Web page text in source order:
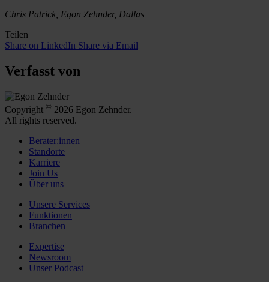
Chris Patrick, Egon Zehnder, Dallas
Teilen
Share on LinkedIn Share via Email
Verfasst von
Copyright © 2026 Egon Zehnder.
All rights reserved.
Berater:innen
Standorte
Karriere
Join Us
Über uns
Unsere Services
Funktionen
Branchen
Expertise
Newsroom
Unser Podcast